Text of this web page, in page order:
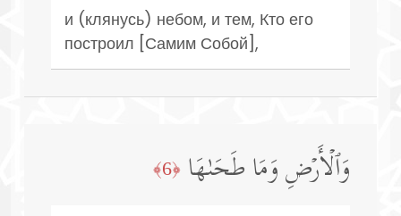
и (клянусь) небом, и тем, Кто его
построил [Самим Собой],
وَٱلۡأَرۡضِ وَمَا طَحَىٰهَا ﴿6﴾